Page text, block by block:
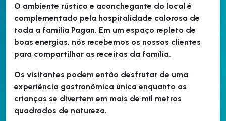
O ambiente rústico e aconchegante do local é
complementado pela hospitalidade calorosa de
toda a família Pagan. Em um espaço repleto de
boas energias, nós recebemos os nossos clientes
para compartilhar as receitas da família.
Os visitantes podem então desfrutar de uma
experiência gastronômica única enquanto as
crianças se divertem em mais de mil metros
quadrados de natureza.